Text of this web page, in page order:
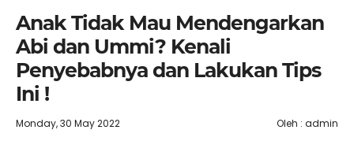
Anak Tidak Mau Mendengarkan
Abi dan Ummi? Kenali
Penyebabnya dan Lakukan Tips
Ini !
Monday, 30 May 2022 Oleh : admin